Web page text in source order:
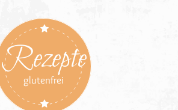
Rezepte
glutenfrei